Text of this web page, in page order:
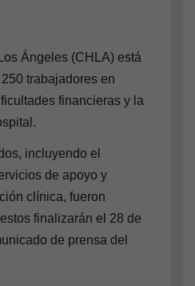
Ángeles (CHLA) está
trabajadores en
financieras y la
incluyendo el
de apoyo y
clínica, fueron
finalizarán el 28 de
de prensa del